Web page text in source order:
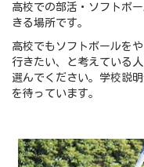
高校での部活・ソフトボ
きる場所です。
高校でもソフトボールを
行きたい、と考えている
選んでください。学校説
を待っています。